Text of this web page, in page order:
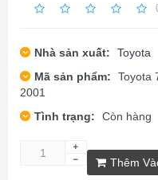
Nhà sản xuất:
Toyota
Mã sản phẩm:
Toyota
2001
Tình trạng:
Còn hàng
Thêm